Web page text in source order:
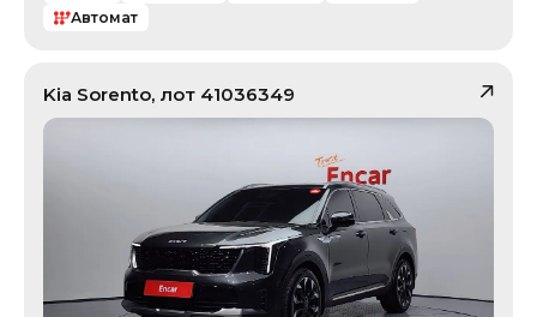
Автомат
Kia Sorento, лот 41036349